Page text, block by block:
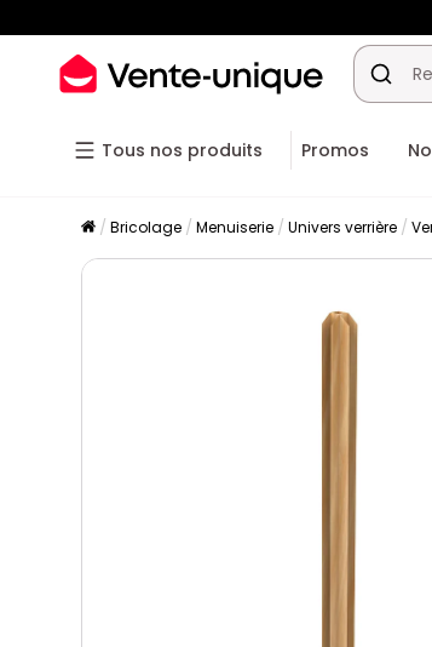
Tous nos produits Promos
Bricolage Menuiserie Univers verrière